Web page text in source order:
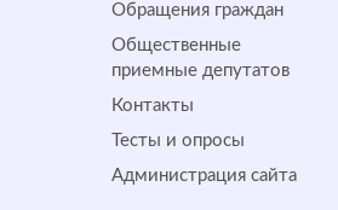
Обращения граждан
Общественные
приемные депутатов
Контакты
Тесты и опросы
Администрация сайта